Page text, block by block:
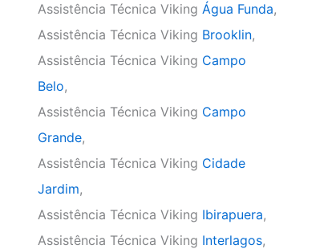
Assistência Técnica Viking Água Funda,
Assistência Técnica Viking Brooklin,
Assistência Técnica Viking Campo
Belo,
Assistência Técnica Viking Campo
Grande,
Assistência Técnica Viking Cidade
Jardim,
Assistência Técnica Viking Ibirapuera,
Assistência Técnica Viking Interlagos,